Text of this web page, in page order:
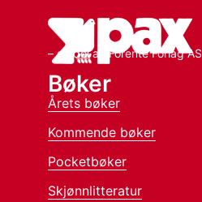
– en del av Forente Forlag AS
Bøker
Årets bøker
Kommende bøker
Pocketbøker
Skjønnlitteratur